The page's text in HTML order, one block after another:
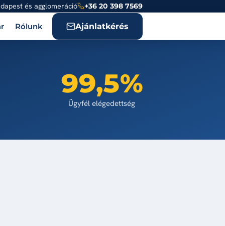
és agglomeráció +36 20 398 7569
Rólunk Ajánlatkérés
99,5%
Ügyfél elégedettség